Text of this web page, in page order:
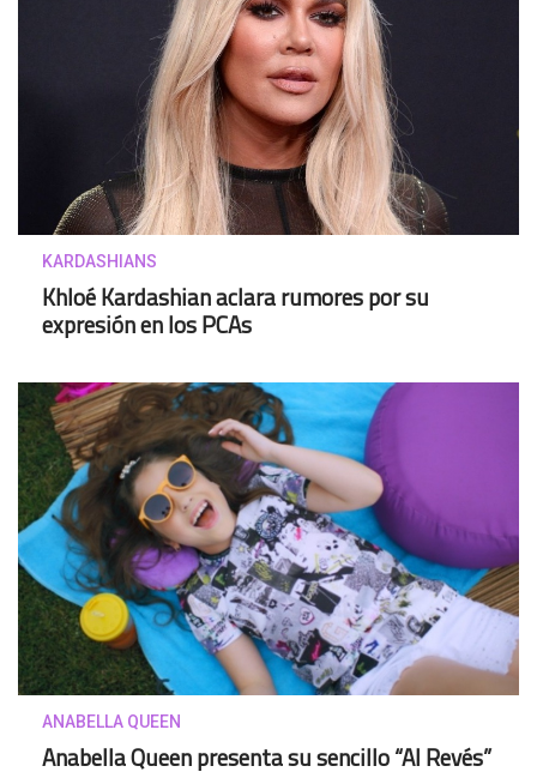
KARDASHIANS
Khloé Kardashian aclara rumores por su
expresión en los PCAs
ANABELLA QUEEN
Anabella Queen presenta su sencillo “Al Revés”